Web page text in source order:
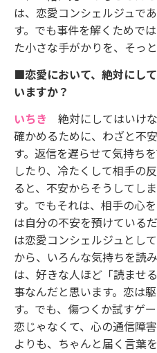
は、恋愛コンシェルジュで
す。でも事件を解くためで
た小さな手がかりを、そっ
■恋愛において、絶対にし
いますか？
いちき 絶対にしてはいけ
確かめるために、わざと不
す。返信を遅らせて気持ち
したり、冷たくして相手の
ると、不安からそうしてし
す。でもそれは、相手の心
は自分の不安を預けている
は恋愛コンシェルジュとし
から、いろんな気持ちを読
は、好きな人ほど「読ませ
事なんだと思います。恋は
す。でも、傷つくか試すゲ
恋じゃなくて、心の通信障
よりも、ちゃんと届く言葉